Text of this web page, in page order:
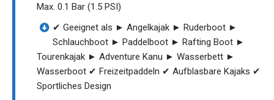
Max. 0.1 Bar (1.5 PSI)
✔ Geeignet als ► Angelkajak ► Ruderboot ►
Schlauchboot ► Paddelboot ► Rafting Boot ►
Tourenkajak ► Adventure Kanu ► Wasserbett ►
Wasserboot ✔ Freizeitpaddeln ✔ Aufblasbare Kajaks ✔
Sportliches Design